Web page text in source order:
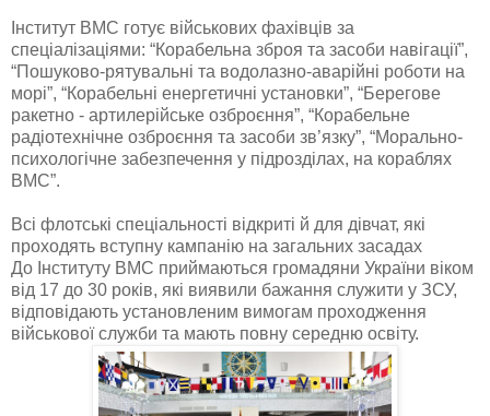
Інститут ВМС готує військових фахівців за
спеціалізаціями: “Корабельна зброя та засоби навігації”,
“Пошуково-рятувальні та водолазно-аварійні роботи на
морі”, “Корабельні енергетичні установки”, “Берегове
ракетно - артилерійське озброєння”, “Корабельне
радіотехнічне озброєння та засоби зв’язку”, “Морально-
психологічне забезпечення у підрозділах, на кораблях
ВМС”.
Всі флотські спеціальності відкриті й для дівчат, які
проходять вступну кампанію на загальних засадах
До Інституту ВМС приймаються громадяни України віком
від 17 до 30 років, які виявили бажання служити у ЗСУ,
відповідають установленим вимогам проходження
військової служби та мають повну середню освіту.